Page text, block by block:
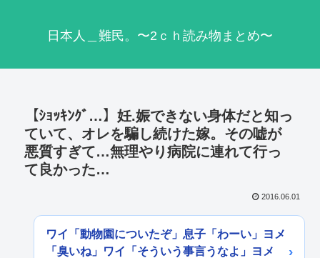
日本人＿難民。〜2ｃｈ読み物まとめ〜
【ｼｮｯｷﾝｸﾞ…】妊.娠できない身体だと知っ
ていて、オレを騙し続けた嫁。その嘘が
悪質すぎて…無理やり病院に連れて行っ
て良かった…
2016.06.01
ワイ「動物園についたぞ」息子「わーい」ヨメ
「臭いね」ワイ「そういう事言うなよ」ヨメ